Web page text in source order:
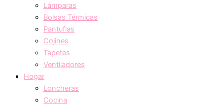
Lámparas
Bolsas Térmicas
Pantuflas
Cojines
Tapetes
Ventiladores
Hogar
Loncheras
Cocina